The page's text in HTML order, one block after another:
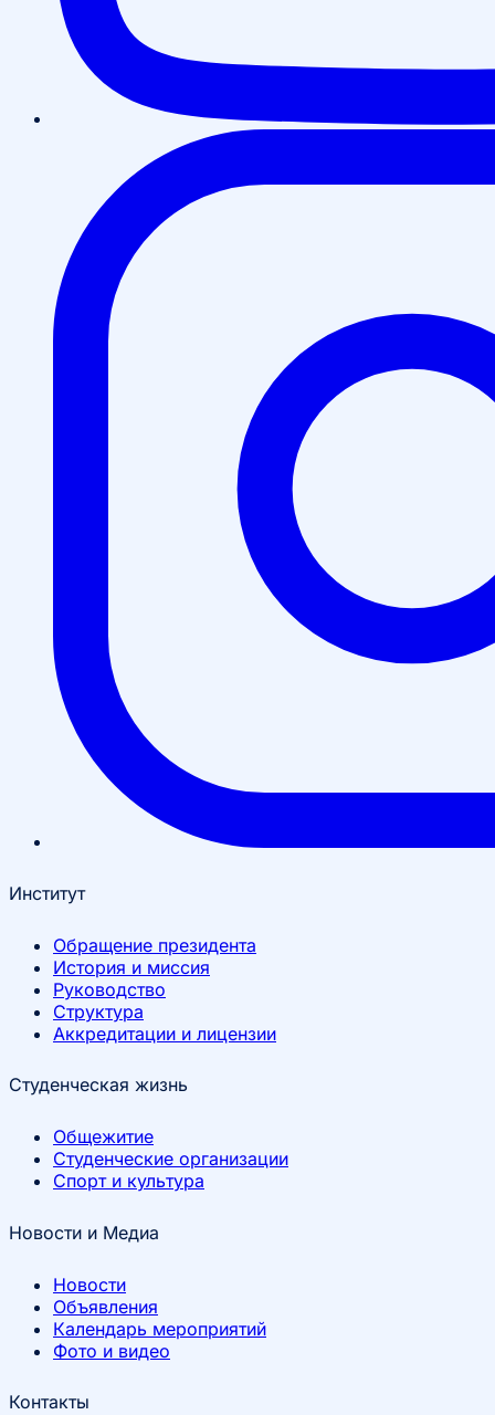
Институт
Обращение президента
История и миссия
Руководство
Структура
Аккредитации и лицензии
Студенческая жизнь
Общежитие
Студенческие организации
Спорт и культура
Новости и Медиа
Новости
Объявления
Календарь мероприятий
Фото и видео
Контакты